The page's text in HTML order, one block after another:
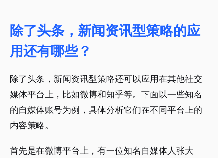
除了头条，新闻资讯型策略的应
用还有哪些？
除了头条，新闻资讯型策略还可以应用在其他社交
媒体平台上，比如微博和知乎等。下面以一些知名
的自媒体账号为例，具体分析它们在不同平台上的
内容策略。
首先是在微博平台上，有一位知名自媒体人张大